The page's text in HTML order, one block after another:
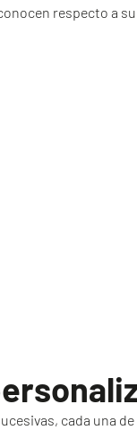
respecto a
cada una